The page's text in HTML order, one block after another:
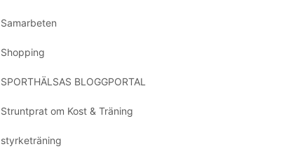
Samarbeten
Shopping
SPORTHÄLSAS BLOGGPORTAL
Struntprat om Kost & Träning
styrketräning